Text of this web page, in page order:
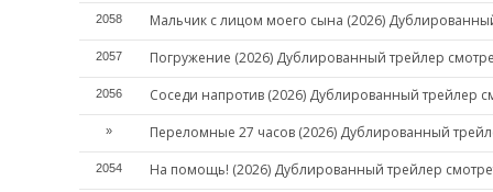
2058 Мальчик с лицом моего сына (2026)
2057 Погружение (2026) Дублированный трейлер
2056 Соседи напротив (2026) Дублированный трейлер
» Переломные 27 часов (2026) Дублированный
2054 На помощь! (2026) Дублированный трейлер